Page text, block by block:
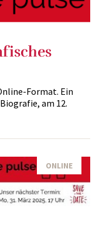
Format. Ein
am 12.
ONLINE